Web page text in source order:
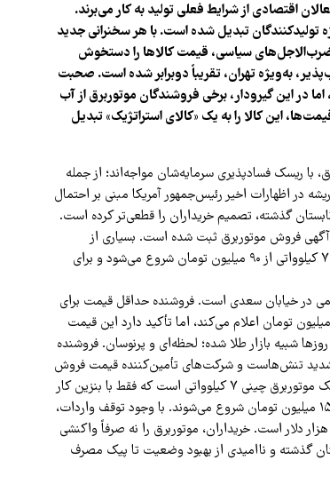
اقتصادی از شرایط فعلی تولید به کار می‌برند.
تولیدکنندگان تبدیل شده است. با هر سخنرانی جدید
ضرب‌الاجل‌های سیاسی، قیمت کالاها را دستخوش
به‌ویژه تهران، تقریباً دوبرابر شده است. صحبت
در این گیرودار، برخی فروشندگان موتوربرق از آب
این کالا را به یک «کالای استراتژیک» تبدیل
ریسک فسادپذیری سرمایه‌شان مواجه‌اند؛ از جمله
در اظهارات اخیر رئیس‌جمهور آمریکا مبنی بر احتمال
گذشته، تصمیم خریداران را قطعی‌تر کرده است.
تهران کانون اصلی این تقاضاست؛ در اپلیکیشن دیوار حدود ۱۵۰ آگهی فروش موتوربرق ثبت شده است. بسیاری از
آگهی‌ها فاقد قیمت هستند، اما کف قیمت برای یک دستگاه ۶ تا ۷ کیلوواتی از ۹۰ میلیون تومان شروع می‌شود و برای
در خیابان سعدی است. فروشنده حداقل قیمت برای
پوشش نیاز یک فروشگاه مواد غذایی با چهار تا پنج یخچال را ۹۱ میلیون تومان اعلام می‌کند، اما تأکید دارد این قیمت
شبیه بازار طلا شده؛ لحظه‌ای و پرنوسان. فروشنده
تنش‌هاست و شرکت‌های تأمین‌کننده قیمت فروش
خود را حداقل ۲۰ تا ۳۰ درصد افزایش داده‌اند. این قیمت برای یک موتوربرق چینی ۷ کیلوواتی است که فقط با بنزین کار
می‌کند. مدل‌های سه‌گانه‌سوز با همین ظرفیت، بسته به برند، از ۱۵۰ میلیون تومان شروع می‌شوند. با وجود توقف واردات،
دلار است. خریداران، موتوربرق را نه صرفاً واکنشی
گذشته و ناامیدی از بهبود وضعیت تا پیک مصرف